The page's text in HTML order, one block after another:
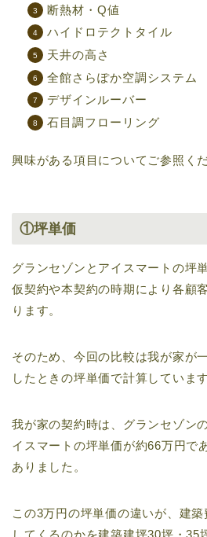
断熱材・Q値
ハイドロテクトタイル
天井の高さ
全館さらぽか空調システム
デザインルーバー
石目調フローリング
興味がある項目についてご参照く
①坪単価
グランセゾンとアイスマートの坪
仮契約や本契約の時期により各顧
ります。
そのため、今回の比較は我が家が
したときの坪単価で計算しています
我が家の契約時は、グランセゾン
イスマートの坪単価が約66万円で
ありました。
この3万円の坪単価の違いが、建
してくるのかを建築建坪30坪・35